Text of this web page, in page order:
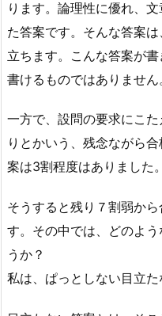
ります。論理性に優れ、
た答案です。そんな答案
立ちます。こんな答案が
書けるものではありません
一方で、設問の要求にこ
りとかいう、残念ながら
案は3割程度はありました。
そうすると残り７割弱か
す。その中では、どのよ
うか？
私は、ぱっとしない目立た